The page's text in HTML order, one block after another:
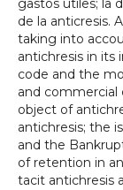
gastos útiles; la
de la anticresis.
taking into
antichresis in its
code and the
and commercial
object of
antichresis; the
and the
of retention in
tacit antichresis